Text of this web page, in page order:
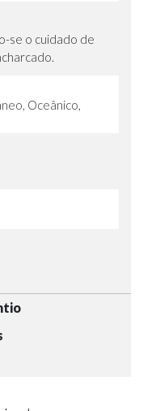
se o cuidado de
Oceânico,